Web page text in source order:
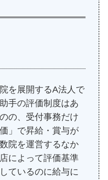
を展開するA法人で
手の評価制度はあ
の、受付事務だけ
」で昇給・賞与が
院を運営するなか
によって評価基準
ているのに給与に